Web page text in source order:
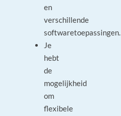
en
verschillende
softwaretoepassingen.
Je
hebt
de
mogelijkheid
om
flexibele